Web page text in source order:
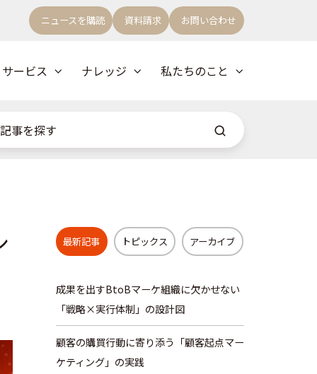
ニュースを購読 資料請求 お問い合わせ
サービス ナレッジ 私たちのこと
最新記事 トピックス アーカイブ
成果を出すBtoBマーケ組織に欠かせない
「戦略×実行体制」の設計図
顧客の購買行動に寄り添う「顧客起点マー
ケティング」の実践